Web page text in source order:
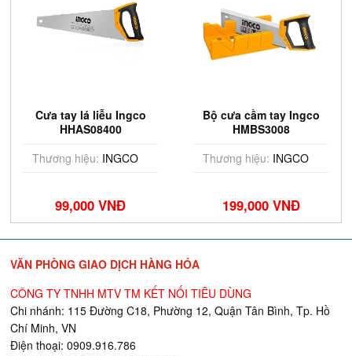
Cưa tay lá liễu Ingco
HHAS08400
Thương hiệu: INGCO
99,000 VNĐ
Bộ cưa cầm tay Ingco
HMBS3008
Thương hiệu: INGCO
199,000 VNĐ
VĂN PHÒNG GIAO DỊCH HÀNG HÓA
CÔNG TY TNHH MTV TM KẾT NỐI TIÊU DÙNG
Chi nhánh: 115 Đường C18, Phường 12, Quận Tân Bình, Tp. Hồ
Chí Minh, VN
Điện thoại: 0909.916.786